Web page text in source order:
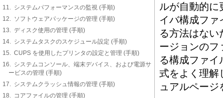
11. システムパフォーマンスの監視 (手順)
12. ソフトウェアパッケージの管理 (手順)
13. ディスク使用の管理 (手順)
14. システムタスクのスケジュール設定 (手順)
15. CUPS を使用したプリンタの設定と管理 (手順)
16. システムコンソール、端末デバイス、および電源サ
ービスの管理 (手順)
17. システムクラッシュ情報の管理 (手順)
18. コアファイルの管理 (手順)
ルが自動的
イバ構成フ
る方法はな
ージョンのフ
る構成ファイ
式をよく理解
ュアルペー